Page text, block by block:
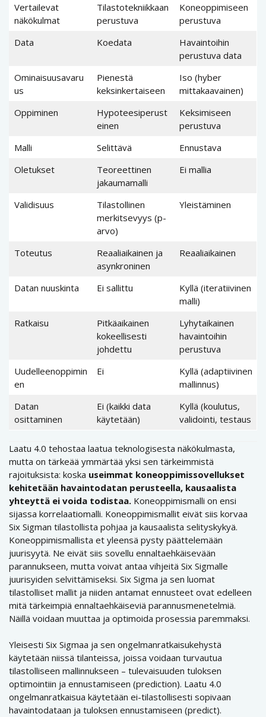
Vertailevat
näkökulmat
Tilastotekniikkaan
perustuva
Koneoppimiseen
perustuva
Data
Koedata
Havaintoihin
perustuva data
Ominaisuusavaru
us
Pienestä
keksinkertaiseen
Iso (hyber
mittakaavainen)
Oppiminen
Hypoteesiperust
einen
Keksimiseen
perustuva
Malli
Selittävä
Ennustava
Oletukset
Teoreettinen
jakaumamalli
Ei mallia
Validisuus
Tilastollinen
merkitsevyys (p-
arvo)
Yleistäminen
Toteutus
Reaaliaikainen ja
asynkroninen
Reaaliaikainen
Datan nuuskinta Ei sallittu
Kyllä (iteratiivinen
malli)
Ratkaisu
Pitkäaikainen
kokeellisesti
johdettu
Lyhytaikainen
havaintoihin
perustuva
Uudelleenoppimin
en
Ei
Kyllä (adaptiivinen
mallinnus)
Datan
osittaminen
Ei (kaikki data
käytetään)
Kyllä (koulutus,
validointi, testaus
Laatu 4.0 tehostaa laatua teknologisesta näkökulmasta,
mutta on tärkeää ymmärtää yksi sen tärkeimmistä
rajoituksista: koska useimmat koneoppimissovellukset
kehitetään havaintodatan perusteella, kausaalista
yhteyttä ei voida todistaa. Koneoppimismalli on ensi
sijassa korrelaatiomalli. Koneoppimismallit eivät siis korvaa
Six Sigman tilastollista pohjaa ja kausaalista selityskykyä.
Koneoppimismallista et yleensä pysty päättelemään
juurisyytä. Ne eivät siis sovellu ennaltaehkäisevään
parannukseen, mutta voivat antaa vihjeitä Six Sigmalle
juurisyiden selvittämiseksi. Six Sigma ja sen luomat
tilastolliset mallit ja niiden antamat ennusteet ovat edelleen
mitä tärkeimpiä ennaltaehkäiseviä parannusmenetelmiä.
Näillä voidaan muuttaa ja optimoida prosessia paremmaksi.
Yleisesti Six Sigmaa ja sen ongelmanratkaisukehystä
käytetään niissä tilanteissa, joissa voidaan turvautua
tilastolliseen mallinnukseen – tulevaisuuden tuloksen
optimointiin ja ennustamiseen (prediction). Laatu 4.0
ongelmanratkaisua käytetään ei-tilastollisesti sopivaan
havaintodataan ja tuloksen ennustamiseen (predict).